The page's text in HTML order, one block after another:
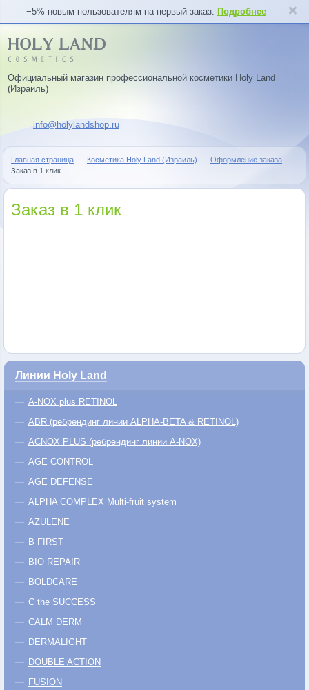
−5% новым пользователям на первый заказ. Подробнее
Официальный магазин профессиональной косметики Holy Land
(Израиль)
info@holylandshop.ru
Главная страница Косметика Holy Land (Израиль)
Оформление заказа
Заказ в 1 клик
Заказ в 1 клик
Линии Holy Land
A-NOX plus RETINOL
ABR (ребрендинг линии ALPHA-BETA & RETINOL)
ACNOX PLUS (ребрендинг линии A-NOX)
AGE CONTROL
AGE DEFENSE
ALPHA COMPLEX Multi-fruit system
AZULENE
B FIRST
BIO REPAIR
BOLDCARE
C the SUCCESS
CALM DERM
DERMALIGHT
DOUBLE ACTION
FUSION